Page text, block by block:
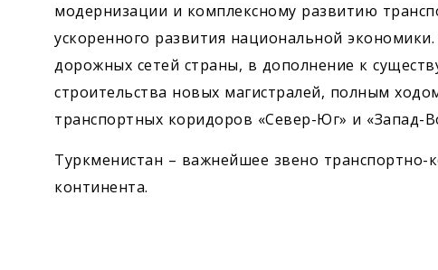
модернизации и комплексному развитию
ускоренного развития национальной
дорожных сетей страны, в дополнение к
строительства новых магистралей, полным
транспортных коридоров «Север-Юг» и «Запад-
Туркменистан – важнейшее звено
континента.